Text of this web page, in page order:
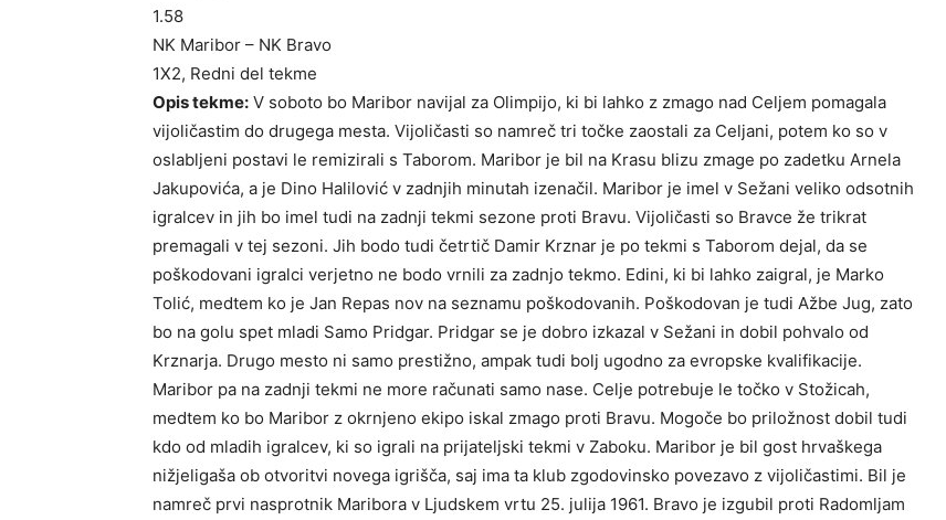
1.58
NK Maribor – NK Bravo
1X2, Redni del tekme
Opis tekme: V soboto bo Maribor navijal za Olimpijo, ki bi lahko z zmago nad Celjem pomagala
vijoličastim do drugega mesta. Vijoličasti so namreč tri točke zaostali za Celjani, potem ko so v
oslabljeni postavi le remizirali s Taborom. Maribor je bil na Krasu blizu zmage po zadetku Arnela
Jakupovića, a je Dino Halilović v zadnjih minutah izenačil. Maribor je imel v Sežani veliko odsotnih
igralcev in jih bo imel tudi na zadnji tekmi sezone proti Bravu. Vijoličasti so Bravce že trikrat
premagali v tej sezoni. Jih bodo tudi četrtič Damir Krznar je po tekmi s Taborom dejal, da se
poškodovani igralci verjetno ne bodo vrnili za zadnjo tekmo. Edini, ki bi lahko zaigral, je Marko
Tolić, medtem ko je Jan Repas nov na seznamu poškodovanih. Poškodovan je tudi Ažbe Jug, zato
bo na golu spet mladi Samo Pridgar. Pridgar se je dobro izkazal v Sežani in dobil pohvalo od
Krznarja. Drugo mesto ni samo prestižno, ampak tudi bolj ugodno za evropske kvalifikacije.
Maribor pa na zadnji tekmi ne more računati samo nase. Celje potrebuje le točko v Stožicah,
medtem ko bo Maribor z okrnjeno ekipo iskal zmago proti Bravu. Mogoče bo priložnost dobil tudi
kdo od mladih igralcev, ki so igrali na prijateljski tekmi v Zaboku. Maribor je bil gost hrvaškega
nižjeligaša ob otvoritvi novega igrišča, saj ima ta klub zgodovinsko povezavo z vijoličastimi. Bil je
namreč prvi nasprotnik Maribora v Ljudskem vrtu 25. julija 1961. Bravo je izgubil proti Radomljam